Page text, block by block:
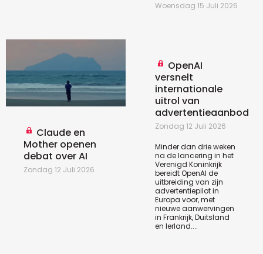
Woensdag 15 Juli 2026
Claude en
Mother openen
debat over AI
Zondag 12 Juli 2026
OpenAI
versnelt
internationale
uitrol van
advertentieaanbod
Zondag 12 Juli 2026
Minder dan drie weken
na de lancering in het
Verenigd Koninkrijk
bereidt OpenAI de
uitbreiding van zijn
advertentiepilot in
Europa voor, met
nieuwe aanwervingen
in Frankrijk, Duitsland
en Ierland....